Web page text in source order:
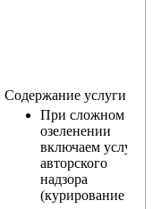
Содержание услуги
При сложном
озеленении
включаем услугу
авторского
надзора
(курирование